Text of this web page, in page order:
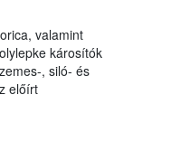
valamint
károsítók
, siló- és
előírt